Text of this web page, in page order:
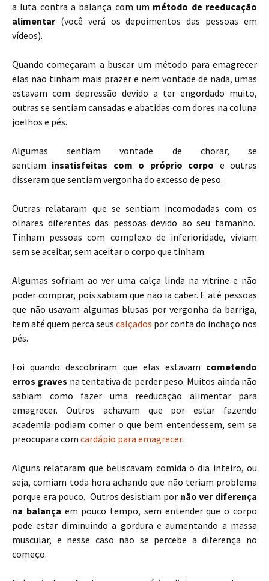
a luta contra a balança com um método de reeducação
alimentar(você verá os depoimentos das pessoas em
vídeos).
Quando começaram a buscar um método para emagrecer
elas não tinham mais prazer e nem vontade de nada, umas
estavam com depressão devido a ter engordado muito,
outras se sentiam cansadas e abatidas com dores na coluna
joelhos e pés.
Algumas sentiam vontade de chorar, se
sentiam insatisfeitas com o próprio corpo e outras
disseram que sentiam vergonha do excesso de peso.
Outras relataram que se sentiam incomodadas com os
olhares diferentes das pessoas devido ao seu tamanho.
Tinham pessoas com complexo de inferioridade, viviam
sem se aceitar, sem aceitar o corpo que tinham.
Algumas sofriam ao ver uma calça linda na vitrine e não
poder comprar, pois sabiam que não ia caber. E até pessoas
que não usavam algumas blusas por vergonha da barriga,
tem até quem perca seus calçados por conta do inchaço nos
pés.
Foi quando descobriram que elas estavam cometendo
erros graves na tentativa de perder peso. Muitos ainda não
sabiam como fazer uma reeducação alimentar para
emagrecer. Outros achavam que por estar fazendo
academia podiam comer o que bem entendessem, sem se
preocupara com cardápio para emagrecer.
Alguns relataram que beliscavam comida o dia inteiro, ou
seja, comiam toda hora achando que não teriam problema
porque era pouco. Outros desistiam por não ver diferença
na balança em pouco tempo, sem entender que o corpo
pode estar diminuindo a gordura e aumentando a massa
muscular, e nesse caso não se percebe a diferença no
começo.